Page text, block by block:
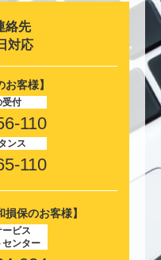
絡先
対応
お客様】
受付
110
ンス
110
損保のお客様】
ビス
ンター